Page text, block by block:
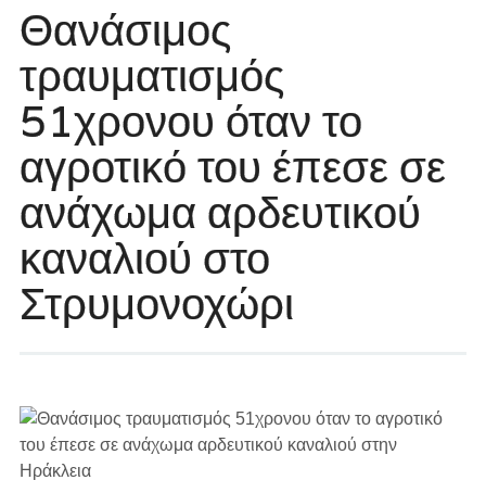
Θανάσιμος
τραυματισμός
51χρονου όταν το
αγροτικό του έπεσε σε
ανάχωμα αρδευτικού
καναλιού στο
Στρυμονοχώρι